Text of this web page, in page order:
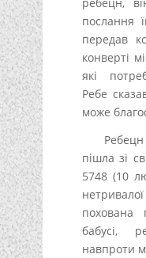
ребецн,
послання
передав
конверті
які
Ребе
може
пішла зі
5748 (10
похована
бабусі,
навпроти